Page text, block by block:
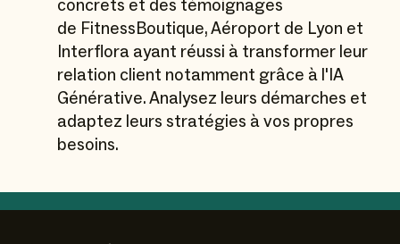
concrets et des témoignages
de FitnessBoutique, Aéroport de Lyon et
Interflora ayant réussi à transformer leur
relation client notamment grâce à l'IA
Générative. Analysez leurs démarches et
adaptez leurs stratégies à vos propres
besoins.